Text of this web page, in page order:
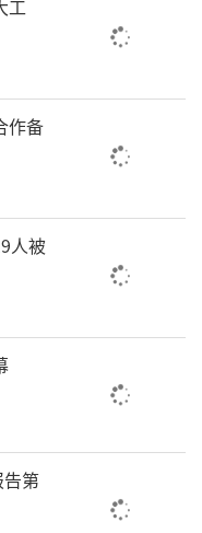
杭镇联队与青岛
陈鹏赛前为队员
十足，相信队员
6日晚，循环赛
晨对阵刘米德；
涵；赵盛鑫与孙
邵麒羽。山东队
；刘庆南迎战赵
笑冰对阵楚若
眼）
责任编辑：窦静
工
作备
人被
第